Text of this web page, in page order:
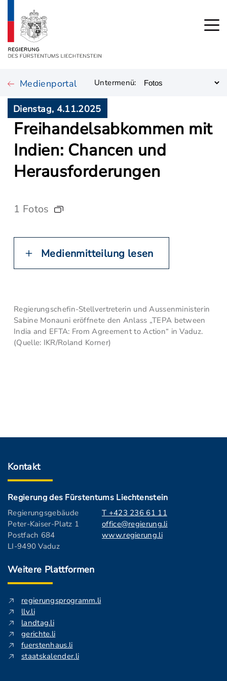
Medienportal Untermenü:
Dienstag, 4.11.2025
Freihandelsabkommen mit
Indien: Chancen und
Herausforderungen
1 Fotos
Medienmitteilung lesen
Regierungschefin-Stellvertreterin und Aussenministerin
Sabine Monauni eröffnete den Anlass „TEPA between
India and EFTA: From Agreement to Action“ in Vaduz.
(Quelle: IKR/Roland Korner)
Kontakt
Regierung des Fürstentums Liechtenstein
Regierungsgebäude
Peter-Kaiser-Platz 1
Postfach 684
LI-9490 Vaduz
T +423 236 61 11
office@regierung.li
www.regierung.li
Weitere Plattformen
regierungsprogramm.li
llv.li
landtag.li
gerichte.li
fuerstenhaus.li
staatskalender.li